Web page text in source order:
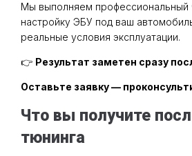
Мы выполняем
настройку ЭБУ под ваш
реальные условия эксплуатации.
👉 Результат заметен сразу
Оставьте заявку —
Что вы получите
тюнинга